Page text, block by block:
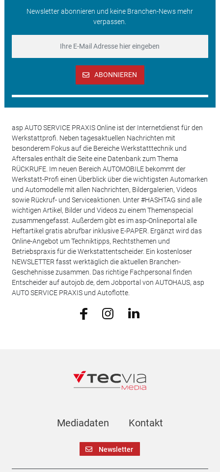
Newsletter abonnieren und keine Branchen-News mehr
verpassen.
ABONNIEREN
asp AUTO SERVICE PRAXIS Online ist der Internetdienst für den
Werkstattprofi. Neben tagesaktuellen Nachrichten mit
besonderem Fokus auf die Bereiche Werkstatttechnik und
Aftersales enthält die Seite eine Datenbank zum Thema
RÜCKRUFE. Im neuen Bereich AUTOMOBILE bekommt der
Werkstatt-Profi einen Überblick über die wichtigsten Automarken
und Automodelle mit allen Nachrichten, Bildergalerien, Videos
sowie Rückruf- und Serviceaktionen. Unter #HASHTAG sind alle
wichtigen Artikel, Bilder und Videos zu einem Themenspecial
zusammengefasst. Außerdem gibt es im asp-Onlineportal alle
Heftartikel gratis abrufbar inklusive E-PAPER. Ergänzt wird das
Online-Angebot um Techniktipps, Rechtsthemen und
Betriebspraxis für die Werkstattentscheider. Ein kostenloser
NEWSLETTER fasst werktäglich die aktuellen Branchen-
Geschehnisse zusammen. Das richtige Fachpersonal finden
Entscheider auf autojob.de, dem Jobportal von AUTOHAUS, asp
AUTO SERVICE PRAXIS und Autoflotte.
Mediadaten Kontakt
Newsletter